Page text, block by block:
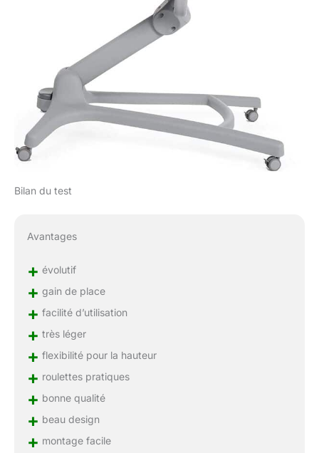
Bilan du test
Avantages
+ évolutif
+ gain de place
+ facilité d’utilisation
+ très léger
+ flexibilité pour la hauteur
+ roulettes pratiques
+ bonne qualité
+ beau design
+ montage facile